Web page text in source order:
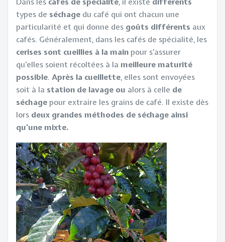
types de séchage du café qui ont chacun une
particularité et qui donne des goûts différents aux
cafés. Généralement, dans les cafés de spécialité, les
cerises sont cueillies à la mainpour s'assurer
qu'elles soient récoltées à la meilleure maturité
possible. Après la cueillette, elles sont envoyées
soit à la station de lavage ou alors à celle de
séchagepour extraire les grains de café. Il existe dès
lors deux grandes méthodes de séchage ainsi
qu'une mixte.